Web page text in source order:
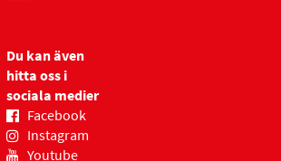
Du kan även
hitta oss i
sociala medier
Facebook
Instagram
Youtube